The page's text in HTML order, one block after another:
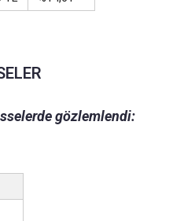
gözlemlendi: